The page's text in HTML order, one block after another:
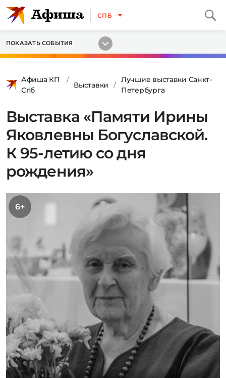
СПБ
ПОКАЗАТЬ СОБЫТИЯ
Афиша КП
Спб
Выставки
Лучшие выставки Санкт-
Петербурга
Выставка «Памяти Ирины
Яковлевны Богуславской.
К 95-летию со дня
рождения»
6+